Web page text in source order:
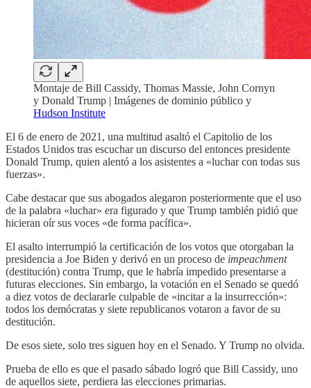
Montaje de Bill Cassidy, Thomas Massie, John Cornyn
y Donald Trump | Imágenes de dominio público y
Hudson Institute
El 6 de enero de 2021, una multitud asaltó el Capitolio de los
Estados Unidos tras escuchar un discurso del entonces presidente
Donald Trump, quien alentó a los asistentes a «luchar con todas sus
fuerzas».
Cabe destacar que sus abogados alegaron posteriormente que el uso
de la palabra «luchar» era figurado y que Trump también pidió que
hicieran oír sus voces «de forma pacífica».
El asalto interrumpió la certificación de los votos que otorgaban la
presidencia a Joe Biden y derivó en un proceso de impeachment
(destitución) contra Trump, que le habría impedido presentarse a
futuras elecciones. Sin embargo, la votación en el Senado se quedó
a diez votos de declararle culpable de «incitar a la insurrección»:
todos los demócratas y siete republicanos votaron a favor de su
destitución.
De esos siete, solo tres siguen hoy en el Senado. Y Trump no olvida.
Prueba de ello es que el pasado sábado logró que Bill Cassidy, uno
de aquellos siete, perdiera las elecciones primarias.